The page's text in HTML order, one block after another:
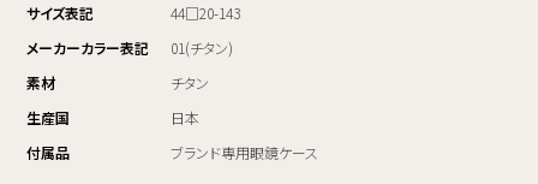
サイズ表記
44□20-143
メーカーカラー表記
01(チタン)
素材
チタン
生産国
日本
付属品
ブランド専用眼鏡ケース